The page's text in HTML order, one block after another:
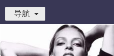
导航